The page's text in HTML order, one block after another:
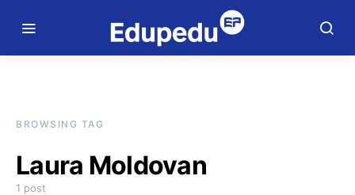
BROWSING TAG
Laura Moldovan
1 post